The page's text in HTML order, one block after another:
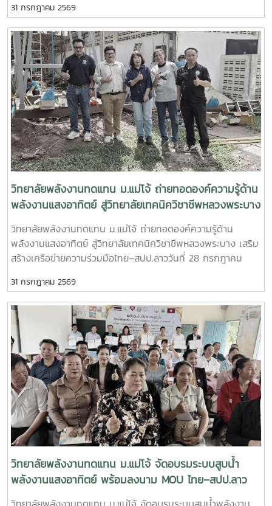
การเชื่อมอาร์กโลหะอุปกรณ์พลังงานและอุตสาหกรรม - ทดสอบ
มาตรฐานฝีมือแรงงานและรับรองสมรรถนะผู้ผ่านการอบรม-
พัฒนากำลังคนให้มีทักษะตรงตามความต้องการของสถาน
ประกอบการและตลาดแรงงาน ความร่วมมือครั้งนี้สะท้อนถึง
ความมุ่งมั่นของวิทยาลัยพลังงานทดแทน มหาวิทยาลัยแม่โจ้ ในกา
รบูรณาการความร่วมมือกับหน่วยงานภาครัฐ เพื่อผลิตและพัฒนา
กำลังคนที่มีศักยภาพ มีทักษะด้านวิชาชีพที่ได้มาตรฐาน และพร้อม
รองรับการเปลี่ยนแปลงของภาคอุตสาหกรรมด้านพลังงานและ
เทคโนโลยีในอนาคตวิทยาลัยพลังงานทดแทน มหาวิทยาลัยแม่โจ้
ยังคงเดินหน้าสร้างเครือข่ายความร่วมมือกับทุกภาคส่วน เพื่อยก
ระดับการศึกษา การพัฒนาทักษะวิชาชีพ และการผลิตบัณฑิต
คุณภาพ ตอบโจทย์การพัฒนาประเทศอย่างยั่งยืน
ศาสตราจารย์ ดร.นิกราน หอมดวง คณบดีวิทยาลัยพลังงาน
ทดแทน พร้อมด้วย ผู้ช่วยศาสตราจารย์ ดร.กิตติกร สาสุจิตต์
รองคณบดีฝ่ายบริหาร, ผู้ช่วยศาสตราจารย์ ดร.ยิ่งรักษ์ อรรถเวช
กุล รองคณบดีฝ่ายวิจัยและบริการวิชาการคณาจารย์ บุคลากร
และนักศึกษาระดับบัณฑิตศึกษา เข้าร่วมกิจกรรม สัมมนาวิชาการ
และการรายงานความก้าวหน้าความร่วมมือ (MOU) ระหว่าง
มหาวิทยาลัยแม่โจ้และเครือข่ายสถาบันการศึกษาในแขวงหลวงพระ
บาง สาธารณรัฐประชาธิปไตยประชาชนลาว การสัมมนาครั้งนี้จัด
ขึ้นเพื่อเป็นเวทีในการแลกเปลี่ยนองค์ความรู้ ติดตามผลการ
ดำเนินงานภายใต้บันทึกข้อตกลงความร่วมมือ (MOU) และร่วม
กำหนดแนวทางการพัฒนาความร่วมมือด้านการศึกษา การวิจัย
และการบริการวิชาการระหว่างประเทศไทยและ สปป.ลาว ให้เกิด
ความเข้มแข็งและต่อเนื่อง กิจกรรมสำคัญภายในงาน ประกอบ
ด้วย- แลกเปลี่ยนองค์ความรู้ด้านพลังงานทดแทน สิ่งแวดล้อม
การดำเนินงานและความก้าวหน้าของโครงการความร่วมมือที่ผ่าน
มา- ร่วมวางแผนการดำเนินงานด้านการศึกษา งานวิจัย และการ
บริการวิชาการในระยะต่อไป เสริมสร้างเครือข่ายความร่วมมือ
ระหว่างสถาบันการศึกษา หน่วยงานภาครัฐ และภาคีเครือข่ายของ
ทั้งสองประเทศ เพื่อยกระดับการพัฒนาทรัพยากรมนุษย์และ
นวัตกรรมด้านพลังงานสะอาด- การประชุมสัมมนาครั้งนี้สะท้อน
ถึงความมุ่งมั่นของทุกภาคส่วนในการร่วมกันขับเคลื่อนการใช้
พลังงานทดแทน การพัฒนางานวิจัย และการถ่ายทอดองค์ความรู้
สู่สังคม พร้อมส่งเสริมความร่วมมือทางวิชาการระหว่าง
ประเทศไทยและ สปป.ลาว ให้สามารถต่อยอดสู่การพัฒนาชุมชน
สังคม และสิ่งแวดล้อมอย่างยั่งยืนในระดับนานาชาติ วิทยาลัย
พลังงานทดแทน มหาวิทยาลัยแม่โจ้ ยังคงเดินหน้าสร้างเครือข่าย
ความร่วมมือกับพันธมิตรทั้งในและต่างประเทศ เพื่อร่วมพัฒนา
องค์ความรู้ เทคโนโลยี และนวัตกรรมด้านพลังงานสะอาด อันเป็น
รากฐานสำคัญของการพัฒนาที่ยั่งยืนในภูมิภาคอาเซียน
31 กรกฎาคม 2569
วิทยาลัยพลังงานทดแทน ม.แม่โจ้ ถ่ายทอดองค์ความรู้ด้าน
พลังงานแสงอาทิตย์ สู่วิทยาลัยเทคนิควิชาชีพหลวงพระบาง
เสริมสร้างเครือข่ายความร่วมมือไทย–สปป.ลาว
วิทยาลัยพลังงานทดแทน ม.แม่โจ้ ถ่ายทอดองค์ความรู้ด้าน
พลังงานแสงอาทิตย์ สู่วิทยาลัยเทคนิควิชาชีพหลวงพระบาง เสริม
สร้างเครือข่ายความร่วมมือไทย–สปป.ลาววันที่ 28 กรกฎาคม
ศาสตราจารย์ ดร.นิกราน หอมดวง คณบดีวิทยาลัยพลังงาน
ทดแทน พร้อมด้วย ผู้ช่วยศาสตราจารย์ ดร.กิตติกร สาสุจิตต์
รองคณบดีฝ่ายบริหาร, ผู้ช่วยศาสตราจารย์ ดร.ยิ่งรักษ์ อรรถเวช
กุล รองคณบดีฝ่ายวิจัยและบริการวิชาการ คณาจารย์ และ
บุคลากร ลงพื้นที่จัดกิจกรรมบริการวิชาการนานาชาติ ณ
วิทยาลัยเทคนิควิชาชีพหลวงพระบาง แขวงหลวงพระบาง
สาธารณรัฐประชาธิปไตยประชาชนลาว กิจกรรมจัดขึ้นภายใต้
โครงการ “การใช้พลังงานทดแทนเพื่อการปรับตัวต่อการ
เปลี่ยนแปลงสภาพภูมิอากาศ” โดยมุ่งถ่ายทอดองค์ความรู้ด้าน
พลังงานแสงอาทิตย์ ทั้งภาคทฤษฎีและภาคปฏิบัติ เพื่อพัฒนา
ศักยภาพของผู้บริหาร คณาจารย์ บุคลากร และนักศึกษา ให้
สามารถประยุกต์ใช้เทคโนโลยีพลังงานทดแทนได้อย่างมี
ประสิทธิภาพและเกิดประโยชน์สูงสุด กิจกรรมสำคัญ ประกอบ
ด้วย- บรรยายหลักการทำงานของระบบผลิตไฟฟ้าพลังงานแสง
31 กรกฎาคม 2569
วิทยาลัยพลังงานทดแทน ม.แม่โจ้ จัดอบรมระบบสูบน้ำ
พลังงานแสงอาทิตย์ พร้อมลงนาม MOU ไทย–สปป.ลาว
ขับเคลื่อนความร่วมมือด้านพลังงานสะอาดและการพัฒนาที่